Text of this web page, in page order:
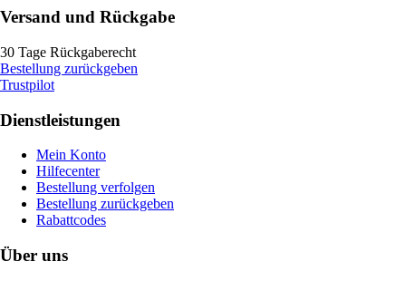
Versand und Rückgabe
30 Tage Rückgaberecht
Bestellung zurückgeben
Trustpilot
Dienstleistungen
Mein Konto
Hilfecenter
Bestellung verfolgen
Bestellung zurückgeben
Rabattcodes
Über uns